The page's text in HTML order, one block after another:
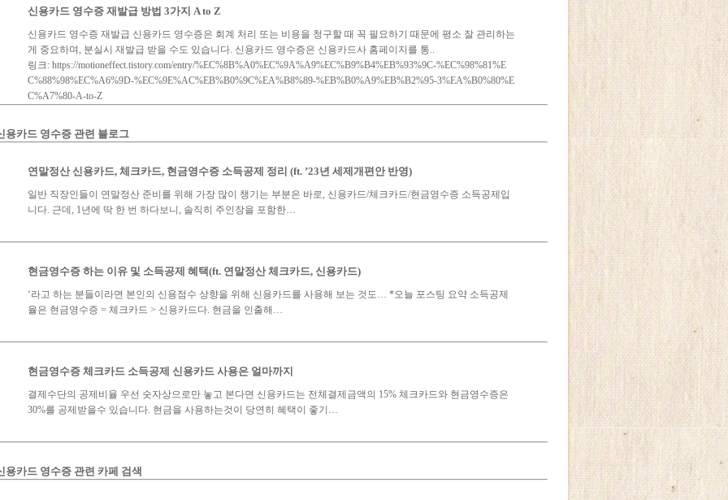
신용카드 영수증 재발급 방법 3가지 A to Z
신용카드 영수증 재발급 신용카드 영수증은 회계 처리 또는 비용을 청구할 때 꼭 필요하기 때문에 평소 잘 관리하는
게 중요하며, 분실시 재발급 받을 수도 있습니다. 신용카드 영수증은 신용카드사 홈페이지를 통..
링크: https://motioneffect.tistory.com/entry/%EC%8B%A0%EC%9A%A9%EC%B9%B4%EB%93%9C-%EC%98%81%E
C%88%98%EC%A6%9D-%EC%9E%AC%EB%B0%9C%EA%B8%89-%EB%B0%A9%EB%B2%95-3%EA%B0%80%E
C%A7%80-A-to-Z
용카드 영수증 관련 블로그
연말정산 신용카드, 체크카드, 현금영수증 소득공제 정리 (ft. ’23년 세제개편안 반영)
일반 직장인들이 연말정산 준비를 위해 가장 많이 챙기는 부분은 바로, 신용카드/체크카드/현금영수증 소득공제입
니다. 근데, 1년에 딱 한 번 하다보니, 솔직히 주인장을 포함한…
현금영수증 하는 이유 및 소득공제 혜택(ft. 연말정산 체크카드, 신용카드)
‘라고 하는 분들이라면 본인의 신용점수 상향을 위해 신용카드를 사용해 보는 것도… *오늘 포스팅 요약 소득공제
율은 현금영수증 = 체크카드 > 신용카드다. 현금을 인출해…
현금영수증 체크카드 소득공제 신용카드 사용은 얼마까지
결제수단의 공제비율 우선 숫자상으로만 놓고 본다면 신용카드는 전체결제금액의 15% 체크카드와 현금영수증은
30%를 공제받을수 있습니다. 현금을 사용하는것이 당연히 혜택이 좋기…
용카드 영수증 관련 카페 검색